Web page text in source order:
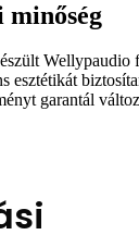
minőség
Wellypaudio
esztétikát
garantál